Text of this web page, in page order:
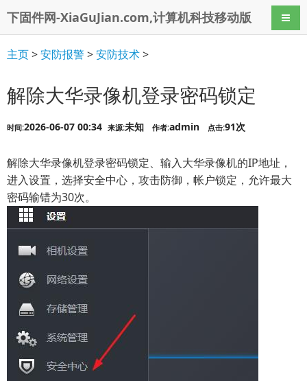
下固件网-XiaGuJian.com,计算机科技移动版 导航
主页>安防报警>安防技术>
解除大华录像机登录密码锁定
时间:2026-06-07 00:34 来源:未知 作者:admin 点击:91次
解除大华录像机登录密码锁定、输入大华录像机的IP地址，
进入设置，选择安全中心，攻击防御，帐户锁定，允许最大
密码输错为30次。